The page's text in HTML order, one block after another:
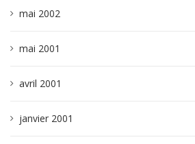
mai 2002
mai 2001
avril 2001
janvier 2001